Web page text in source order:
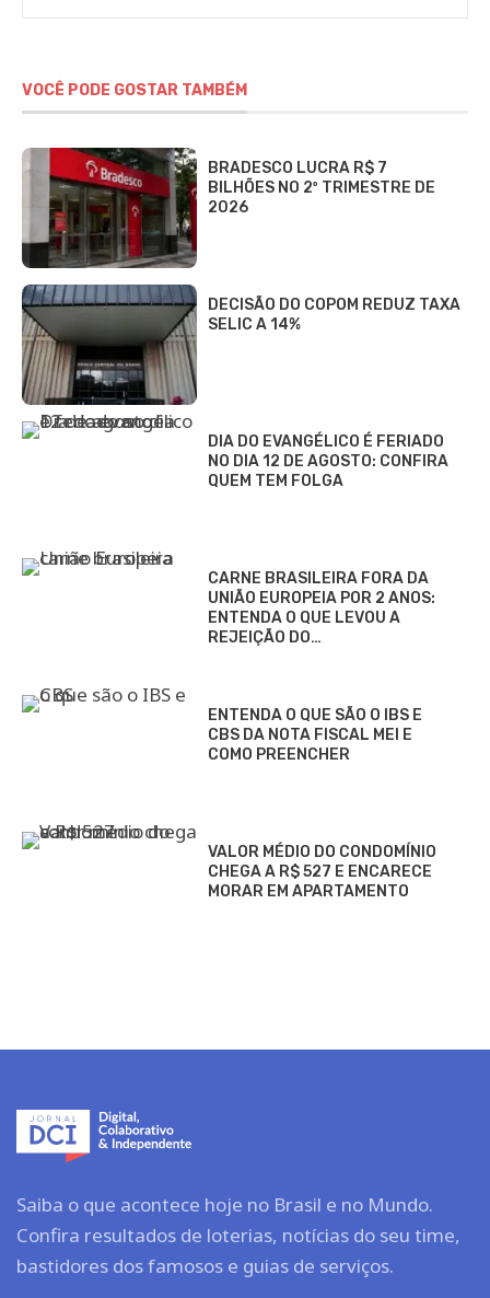
VOCÊ PODE GOSTAR TAMBÉM
BRADESCO LUCRA R$ 7
BILHÕES NO 2º TRIMESTRE DE
2026
DECISÃO DO COPOM REDUZ TAXA
SELIC A 14%
DIA DO EVANGÉLICO É FERIADO
NO DIA 12 DE AGOSTO: CONFIRA
QUEM TEM FOLGA
CARNE BRASILEIRA FORA DA
UNIÃO EUROPEIA POR 2 ANOS:
ENTENDA O QUE LEVOU A
REJEIÇÃO DO…
ENTENDA O QUE SÃO O IBS E
CBS DA NOTA FISCAL MEI E
COMO PREENCHER
VALOR MÉDIO DO CONDOMÍNIO
CHEGA A R$ 527 E ENCARECE
MORAR EM APARTAMENTO
Saiba o que acontece hoje no Brasil e no Mundo.
Confira resultados de loterias, notícias do seu time,
bastidores dos famosos e guias de serviços.